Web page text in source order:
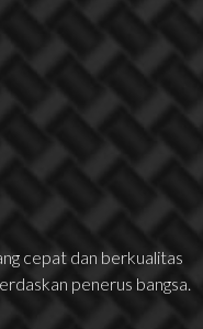
cepat dan berkualitas
penerus bangsa.